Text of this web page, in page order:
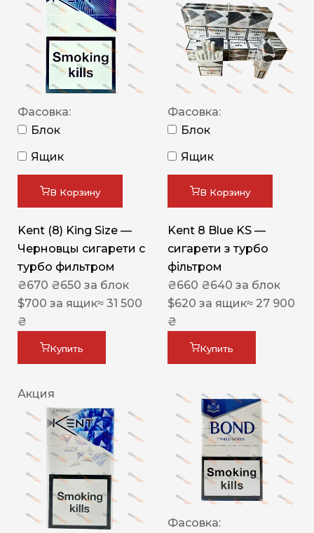
Фасовка:
Блок
Ящик
В Корзину
Kent (8) King Size —
Черновцы сигарети с
турбо фильтром
₴670 ₴650 за блок
$700 за ящик≈ 31 500
₴
Купить
Фасовка:
Блок
Ящик
В Корзину
Kent 8 Blue KS —
сигарети з турбо
фільтром
₴660 ₴640 за блок
$620 за ящик≈ 27 900
₴
Купить
Акция
Фасовка: